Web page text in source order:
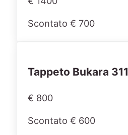
Scontato € 700
Tappeto Bukara 311
€ 800
Scontato € 600